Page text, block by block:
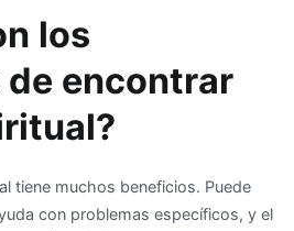
los
encontrar
tiene muchos beneficios. Puede
con problemas específicos, y el